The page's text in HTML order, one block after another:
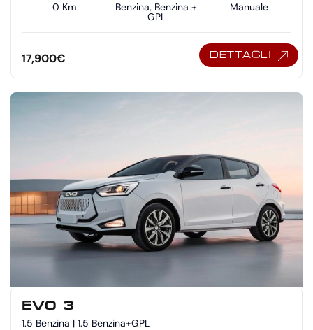
0 Km Benzina, Benzina +
GPL
Manuale
17,900€ DETTAGLI
EVO 3
1.5 Benzina | 1.5 Benzina+GPL